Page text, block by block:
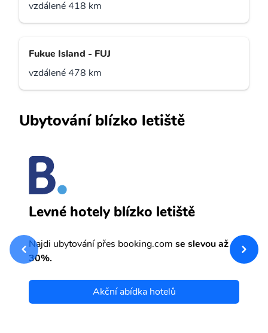
vzdálené 418 km
Fukue Island - FUJ
vzdálené 478 km
Ubytování blízko letiště
Levné hotely blízko letiště
Najdi ubytování přes booking.com se slevou až
30%.
Akční abídka hotelů